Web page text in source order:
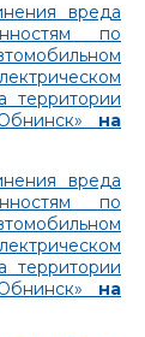
вреда
по
территории
на
вреда
по
территории
на